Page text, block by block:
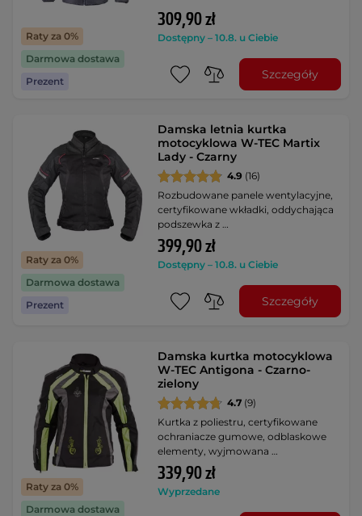
Raty za 0%
Darmowa dostawa
Prezent
309,90 zł
Dostępny – 10.8. u Ciebie
Szczegóły
Raty za 0%
Darmowa dostawa
Prezent
Damska letnia kurtka
motocyklowa W-TEC Martix
Lady - Czarny
4.9 (16)
Rozbudowane panele wentylacyjne,
certyfikowane wkładki, oddychająca
podszewka z …
399,90 zł
Dostępny – 10.8. u Ciebie
Szczegóły
Raty za 0%
Darmowa dostawa
Damska kurtka motocyklowa
W-TEC Antigona - Czarno-
zielony
4.7 (9)
Kurtka z poliestru, certyfikowane
ochraniacze gumowe, odblaskowe
elementy, wyjmowana …
339,90 zł
Wyprzedane